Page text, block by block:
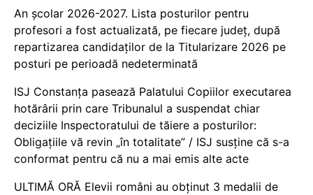
An școlar 2026-2027. Lista posturilor pentru
profesori a fost actualizată, pe fiecare județ, după
repartizarea candidaților de la Titularizare 2026 pe
posturi pe perioadă nedeterminată
ISJ Constanța pasează Palatului Copiilor executarea
hotărârii prin care Tribunalul a suspendat chiar
deciziile Inspectoratului de tăiere a posturilor:
Obligațiile vă revin „în totalitate” / ISJ susține că s-a
conformat pentru că nu a mai emis alte acte
ULTIMĂ ORĂ Elevii români au obținut 3 medalii de